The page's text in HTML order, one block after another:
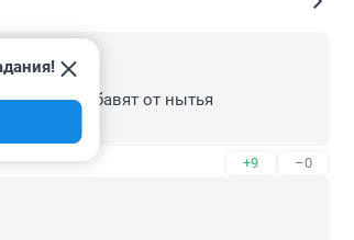
и нас избавят от нытья
+9 –0